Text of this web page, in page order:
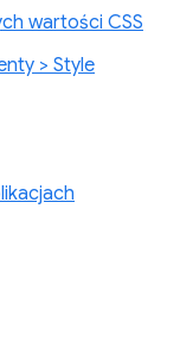
wartości CSS
> Style